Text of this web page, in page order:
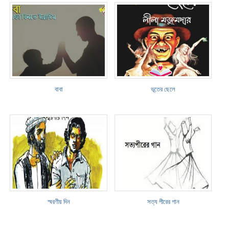
বাবা ভূতের ছেলে
স্মরণীয় দিন সত্য পীরের গান